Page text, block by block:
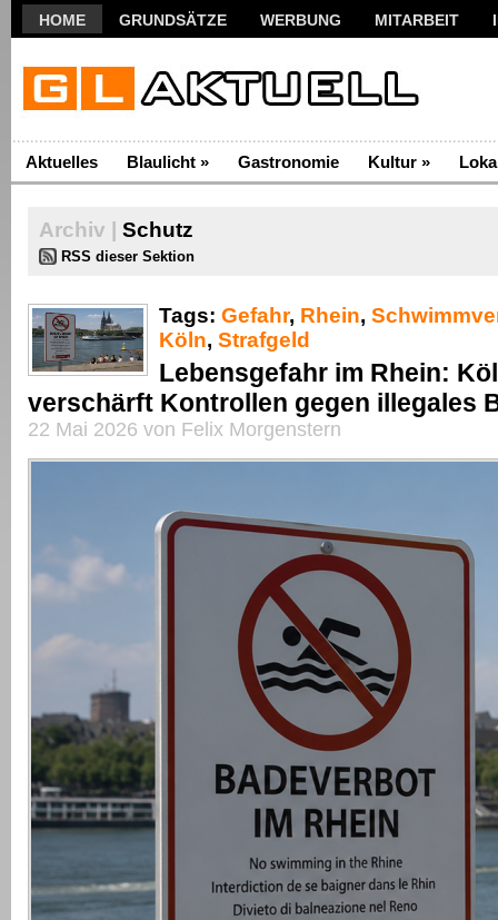
HOME GRUNDSÄTZE WERBUNG MITARBEIT
Aktuelles Blaulicht » Gastronomie Kultur »
Archiv | Schutz
RSS dieser Sektion
Tags: Gefahr, Rhein,
Köln, Strafgeld
Lebensgefahr im Rhein:
verschärft Kontrollen gegen illegales
22 Mai 2026 von Felix Morgenstern